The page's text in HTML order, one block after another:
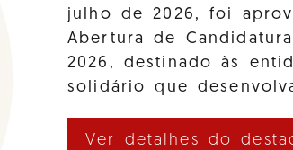
julho de 2026, foi
Abertura de
2026, destinado às
solidário que
Ver detalhes do